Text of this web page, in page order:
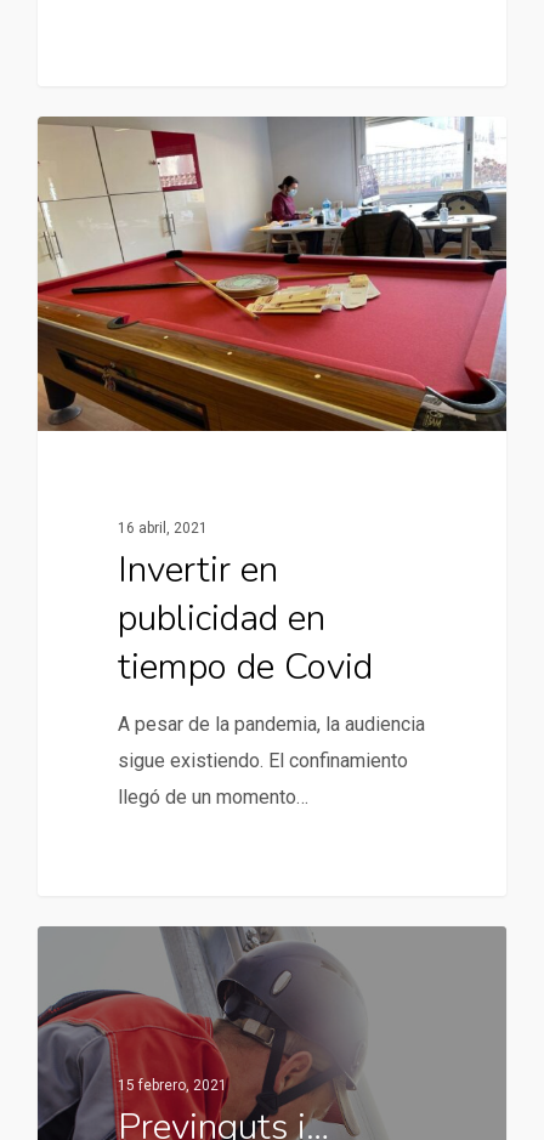
16 abril, 2021
Invertir en
publicidad en
tiempo de Covid
A pesar de la pandemia, la audiencia
sigue existiendo. El confinamiento
llegó de un momento…
15 febrero, 2021
Previnguts i…